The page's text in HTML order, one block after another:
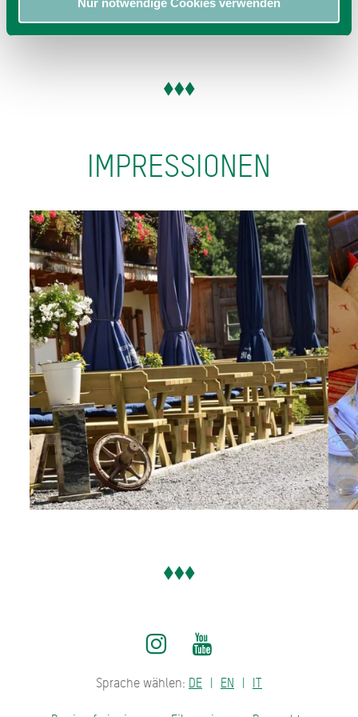
Nur notwendige Cookies verwenden
jetzt Route planen
IMPRESSIONEN
Sprache wählen: DE EN IT